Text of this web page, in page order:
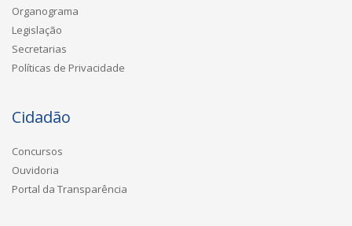
Organograma
Legislação
Secretarias
Políticas de Privacidade
Cidadão
Concursos
Ouvidoria
Portal da Transparência